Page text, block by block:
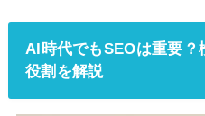
AI時代でもSEOは重要
役割を解説